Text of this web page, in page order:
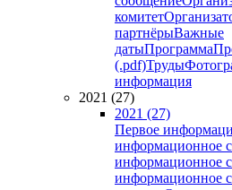
комитет
партнёрыВажные
датыПрограмма
(.pdf)Труды
информация
2021 (27)
2021 (27)
Первое
информационное
информационное
информационное